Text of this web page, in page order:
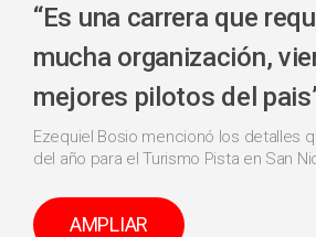
“Es una carrera que
mucha organización,
mejores pilotos del
Ezequiel Bosio mencionó los detalles
del año para el Turismo Pista en San
AMPLIAR